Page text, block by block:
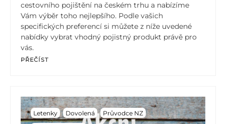
cestovního pojištění na českém trhu a nabízíme
Vám výběr toho nejlepšího. Podle vašich
specifických preferencí si můžete z níže uvedené
nabídky vybrat vhodný pojistný produkt právě pro
vás.
PŘEČÍST
Letenky Dovolená
Průvodce NZ